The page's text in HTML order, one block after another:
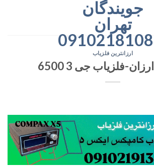
جویندگان
تهران
ارزانترین فلزیاب
فلزیاب جی 3 6500